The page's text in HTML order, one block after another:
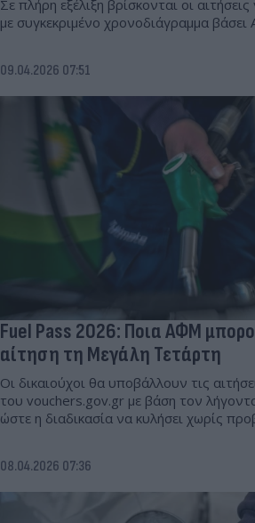
Σε πλήρη εξέλιξη βρίσκονται οι
με συγκεκριμένο χρονοδιάγραμμα
09.04.2026 07:51
Fuel Pass 2026: Ποια ΑΦΜ
αίτηση τη Μεγάλη Τετάρτη
Οι δικαιούχοι θα υποβάλλουν τις
του vouchers.gov.gr με βάση τον
ώστε η διαδικασία να κυλήσει χωρίς
08.04.2026 07:36